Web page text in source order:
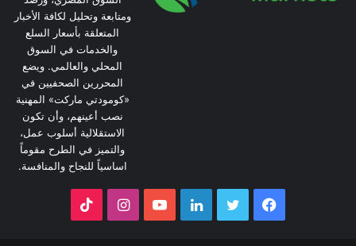
ومتابعة وتحليل لكافة الأخبار
المتعلقة بأسعار السلع
والخدمات في السوق
المحلي والعالمي. ويضع
المحررين الصحفيين في
«كومودتي ماركت» المهنية
نصب أعينهم، وأن تكون
الاستقلالية أسلوب عمل،
والتميز في الطرح مقوماً
اساسياً للنجاح والمنافسة.
فيسبوك تويتر لينكدإنيوتيوبانستقرام